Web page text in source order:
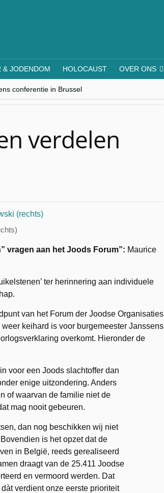
& JODENDOM HOLOCAUST OVER ONS
conferentie in Brussel
begrijpt”, Jinnih Beels (Vooruit)
verdelen
vragen aan het Joods Forum”: Maurice
ter herinnering aan individuele
van het Forum der Joodse Organisaties
keihard is voor burgemeester Janssens
overkomt. Hieronder de
voor een Joods slachtoffer dan
enige uitzondering. Anders
of waarvan de familie niet de
mag nooit gebeuren.
dan nog beschikken wij niet
is het opzet dat de
in België, reeds gerealiseerd
draagt van de 25.411 Joodse
en vermoord werden. Dat
verdient onze eerste prioriteit